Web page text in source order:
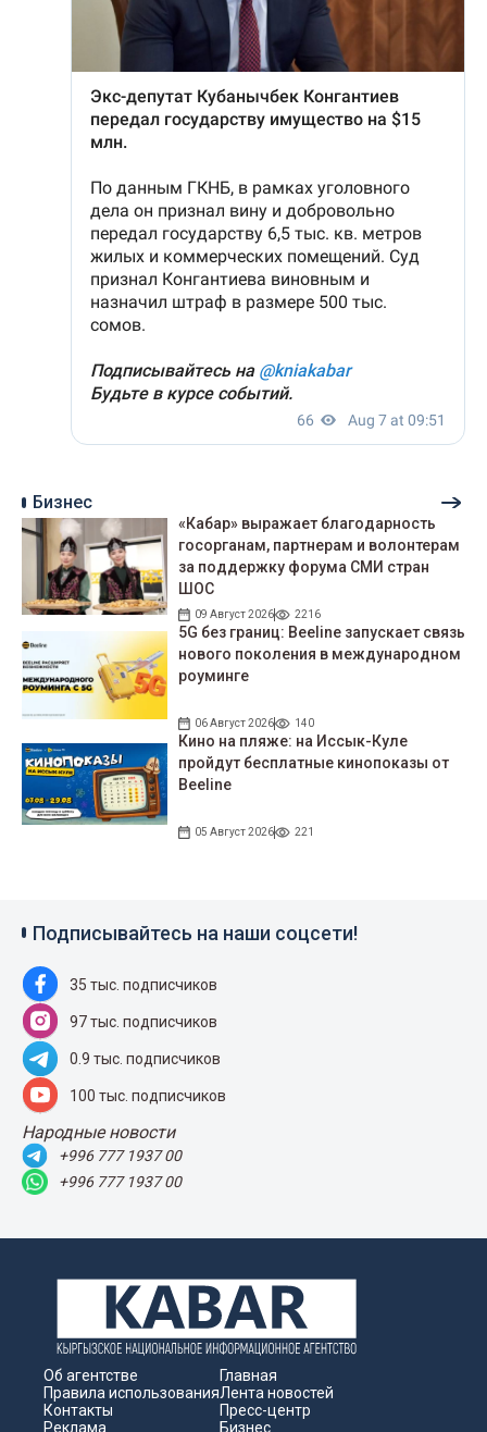
Бизнес
«Кабар» выражает благодарность
госорганам, партнерам и волонтерам
за поддержку форума СМИ стран
ШОС
09 Август 2026 2216
5G без границ: Beeline запускает связь
нового поколения в международном
роуминге
06 Август 2026 140
Кино на пляже: на Иссык-Куле
пройдут беcплатные кинопоказы от
Beeline
05 Август 2026 221
Подписывайтесь на наши соцсети!
35 тыс. подписчиков
97 тыс. подписчиков
0.9 тыс. подписчиков
100 тыс. подписчиков
Народные новости
+996 777 1937 00
+996 777 1937 00
Об агентстве
Правила использования
Контакты
Реклама
Главная
Лента новостей
Пресс-центр
Бизнес